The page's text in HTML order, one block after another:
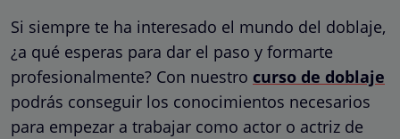
Si siempre te ha interesado el mundo del doblaje,
¿a qué esperas para dar el paso y formarte
profesionalmente? Con nuestro curso de doblaje
podrás conseguir los conocimientos necesarios
para empezar a trabajar como actor o actriz de